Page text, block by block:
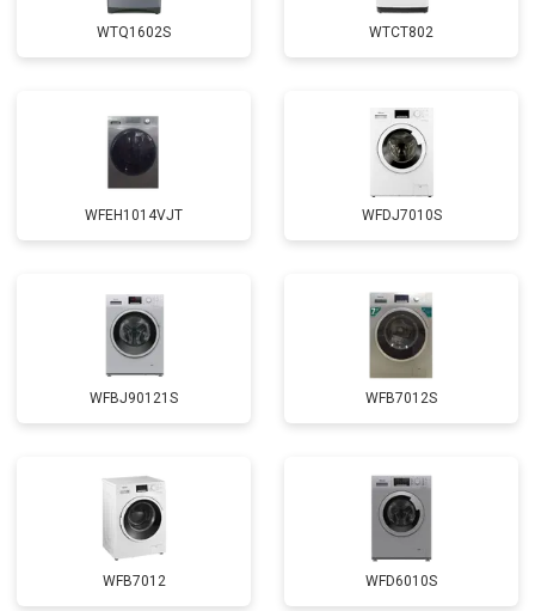
Замена подшипников от 2800 ₽ Заказать
Замена мотора от 3800 ₽ Заказать
от 2200 ₽ Заказать
Замена ТЭН от 2300 ₽ Заказать
Замена блока управления от 3600 ₽ Заказать
Замена прессостата от 3350 ₽ Заказать
Замена сливного насоса от 3450 ₽
Замена сливного шланга от 2100 ₽ Заказать
WTQ1602S WTCT802
WFEH1014VJT WFDJ7010S
WFBJ90121S WFB7012S
WFB7012 WFD6010S